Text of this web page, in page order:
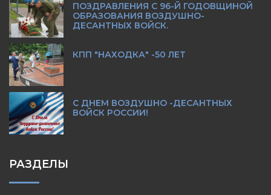
ПОЗДРАВЛЕНИЯ С 96-Й ГОДОВЩИНОЙ
ОБРАЗОВАНИЯ ВОЗДУШНО-
ДЕСАНТНЫХ ВОЙСК.
КПП "НАХОДКА" -50 ЛЕТ
С ДНЕМ ВОЗДУШНО -ДЕСАНТНЫХ
ВОЙСК РОССИИ!
РАЗДЕЛЫ